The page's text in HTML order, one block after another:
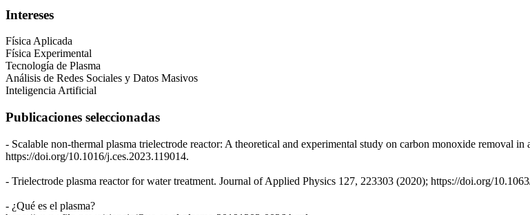
Intereses
Física Aplicada
Física Experimental
Tecnología de Plasma
Análisis de Redes Sociales y Datos Masivos
Inteligencia Artificial
Publicaciones seleccionadas
- Scalable non-thermal plasma trielectrode reactor: A theoretical and experimental study on carbon monoxide removal
https://doi.org/10.1016/j.ces.2023.119014.
- Trielectrode plasma reactor for water treatment. Journal of Applied Physics 127, 223303 (2020); https://doi.org/
- ¿Qué es el plasma?